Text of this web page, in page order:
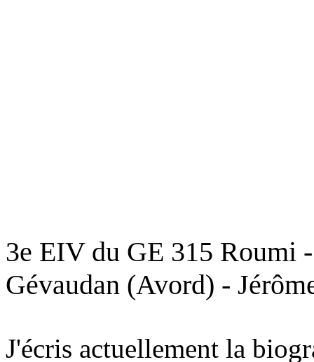
3e EIV du GE 315 Roumi
Gévaudan (Avord) -
J'écris actuellement la